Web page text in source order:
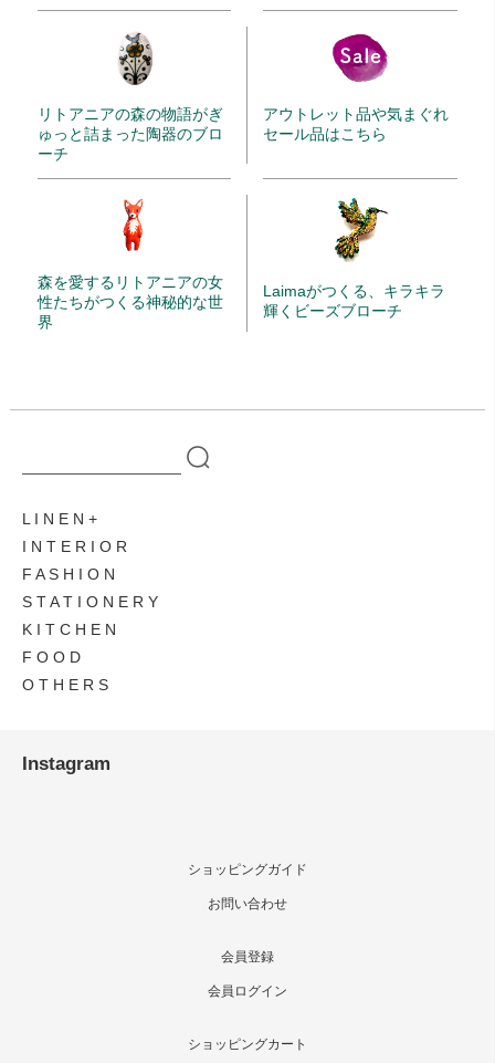
リトアニアの森の物語がぎ
ゅっと詰まった陶器のブロ
ーチ
アウトレット品や気まぐれ
セール品はこちら
森を愛するリトアニアの女
性たちがつくる神秘的な世
界
Laimaがつくる、キラキラ
輝くビーズブローチ
L I N E N
I N T E R I O R
F A S H I O N
S T A T I O N E R Y
K I T C H E N
F O O D
O T H E R S
Instagram
ショッピングガイド
お問い合わせ
会員登録
会員ログイン
ショッピングカート